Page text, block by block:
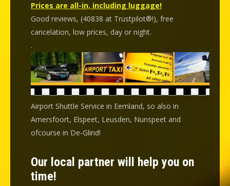
Prices are all-in, including luggage!
Good reviews, (40838 at Trustpilot®!), free
cancelation, low prices, day or night.
.
Airport Shuttle Service in Eemland, so also in
Amersfoort, Elspeet, Leusden, Nunspeet and
ofcourse in De-Glind!
Our local partner will help you on
time!